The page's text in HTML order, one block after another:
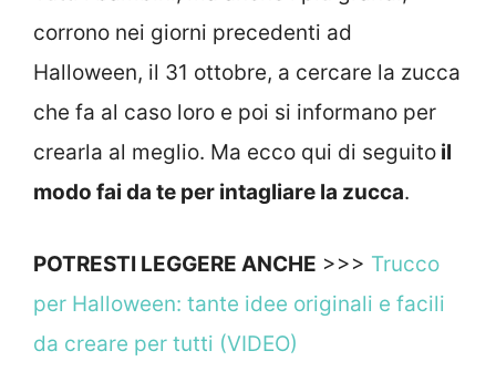
corrono nei giorni precedenti ad
Halloween, il 31 ottobre, a cercare la zucca
che fa al caso loro e poi si informano per
crearla al meglio. Ma ecco qui di seguito il
modo fai da te per intagliare la zucca.
POTRESTI LEGGERE ANCHE >>> Trucco
per Halloween: tante idee originali e facili
da creare per tutti (VIDEO)